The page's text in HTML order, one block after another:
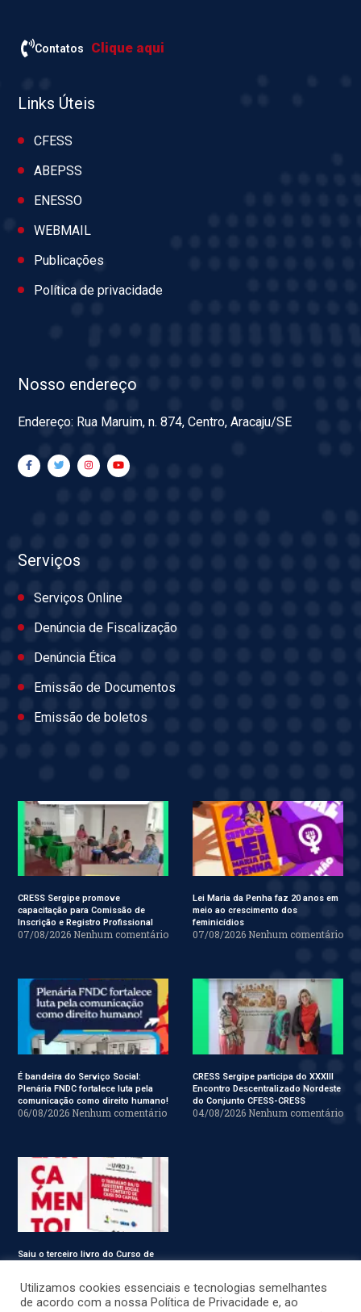
Contatos Clique aqui
Links Úteis
CFESS
ABEPSS
ENESSO
WEBMAIL
Publicações
Política de privacidade
Nosso endereço
Endereço: Rua Maruim, n. 874, Centro, Aracaju/SE
Serviços
Serviços Online
Denúncia de Fiscalização
Denúncia Ética
Emissão de Documentos
Emissão de boletos
CRESS Sergipe promove
capacitação para Comissão de
Inscrição e Registro Profissional
07/08/2026 Nenhum comentário
Lei Maria da Penha faz 20 anos em
meio ao crescimento dos
feminicídios
07/08/2026 Nenhum comentário
É bandeira do Serviço Social:
Plenária FNDC fortalece luta pela
comunicação como direito humano!
06/08/2026 Nenhum comentário
CRESS Sergipe participa do XXXIII
Encontro Descentralizado Nordeste
do Conjunto CFESS-CRESS
04/08/2026 Nenhum comentário
Saiu o terceiro livro do Curso de
Utilizamos cookies essenciais e tecnologias semelhantes
de acordo com a nossa Política de Privacidade e, ao